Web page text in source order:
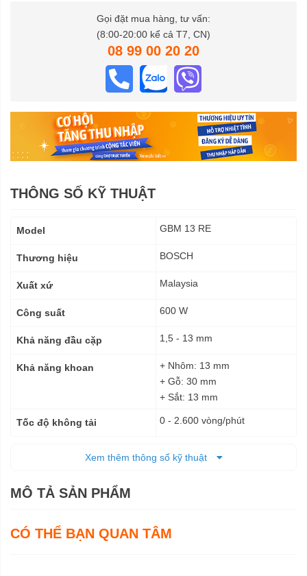
Gọi đặt mua hàng, tư vấn:
(8:00-20:00 kể cả T7, CN)
08 99 00 20 20
THÔNG SỐ KỸ THUẬT
kỹ
Model GBM 13 RE
Thương hiệu BOSCH
Xuất xứ Malaysia
Công suất 600 W
Khả năng đầu cặp 1,5 - 13 mm
Khả năng khoan
+ Nhôm: 13 mm
+ Gỗ: 30 mm
+ Sắt: 13 mm
Tốc độ không tải 0 - 2.600 vòng/phút
Bảo hành 12 tháng
Xem thêm thông số kỹ thuật
MÔ TẢ SẢN PHẨM
CÓ THỂ BẠN QUAN TÂM